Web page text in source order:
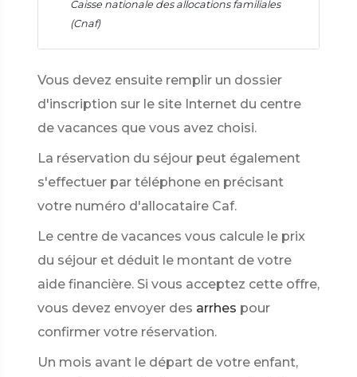
Caisse nationale des allocations familiales
(Cnaf)
Vous devez ensuite remplir un dossier
d'inscription sur le site Internet du centre
de vacances que vous avez choisi.
La réservation du séjour peut également
s'effectuer par téléphone en précisant
votre numéro d'allocataire Caf.
Le centre de vacances vous calcule le prix
du séjour et déduit le montant de votre
aide financière. Si vous acceptez cette offre,
vous devez envoyer des arrhes pour
confirmer votre réservation.
Un mois avant le départ de votre enfant,